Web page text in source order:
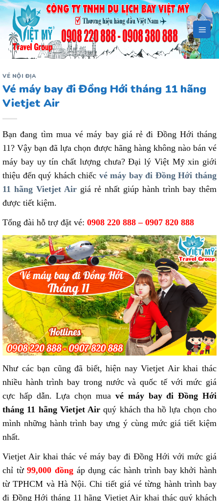
Bỏ
qua
dung
VÉ NỘI ĐỊA
Vé máy bay đi Đồng Hới tháng 11 hãng
Vietjet Air
Bạn đang tìm mua vé máy bay giá rẻ đi Đồng Hới tháng
11? Vậy bạn đã lựa chọn được hãng hàng không nào bán vé
máy bay uy tín chất lượng chưa? Đại lý Việt Mỹ xin giới
thiệu đến quý khách chiếc vé máy bay đi Đồng Hới tháng
11 hãng Vietjet Air giá rẻ nhất giúp hành trình bay thêm
được tiết kiệm.
Tổng đài hỗ trợ đặt vé: 0908 220 888 – 0907 820 888
Như các bạn cũng đã biết, hiện nay Vietjet Air khai thác
nhiều hành trình bay trong nước và quốc tế với mức giá
cực hấp dẫn. Lựa chọn mua vé máy bay đi Đồng Hới
tháng 11 hãng Vietjet Air quý khách tha hồ lựa chọn cho
mình những hành trình bay ưng ý cùng mức giá tiết kiệm
nhất.
Vietjet Air khai thác vé máy bay đi Đồng Hới với mức giá
chỉ từ99,000 đồngáp dụng các hành trình bay khởi hành
từ TPHCM và Hà Nội. Chi tiết giá vé từng hành trình bay
đi Đồng Hới tháng 11 hãng Vietjet Air khai thác quý khách